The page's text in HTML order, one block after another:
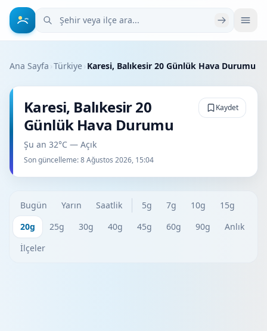
Şehir veya ilçe ara
Ana Sayfa ›Türkiye› Karesi, Balıkesir 20 Günlük Hava Durumu
Karesi, Balıkesir 20
Günlük Hava Durumu
Şu an 32°C — Açık
Son güncelleme:8 Ağustos 2026, 15:04
Kaydet
Bugün Yarın Saatlik 5g 7g 10g
15g
20g
25g 30g 40g 45g 60g 90g
Anlık
İlçeler